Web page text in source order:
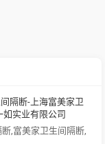
隔断-上海富美家卫
实业有限公司
断 富美家卫生间隔断